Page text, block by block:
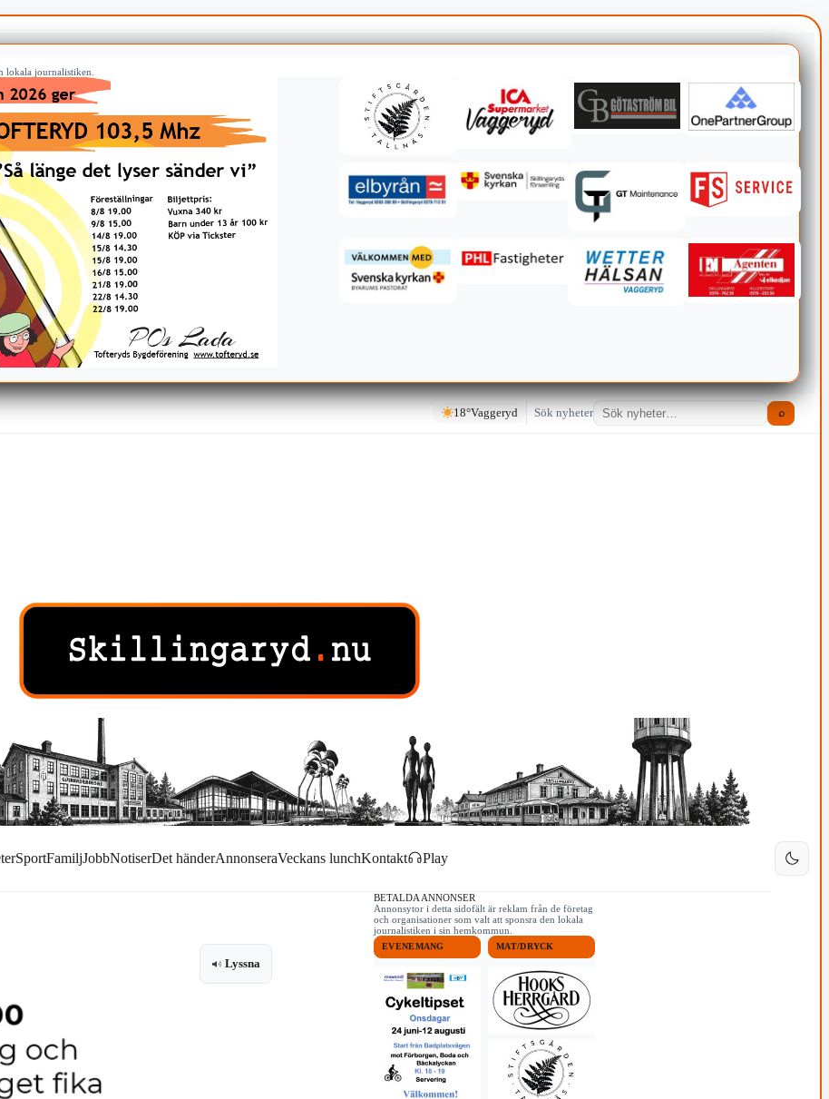
lokala journalistiken.
18°Vaggeryd Sök nyheter ⌕
SportFamiljJobbNotiserDet händerAnnonseraVeckans lunchKontakt Play
Lyssna
BETALDA ANNONSER
Annonsytor i detta sidofält är reklam från de företag
och organisationer som valt att sponsra den lokala
journalistiken i sin hemkommun.
EVENEMANG MAT/DRYCK